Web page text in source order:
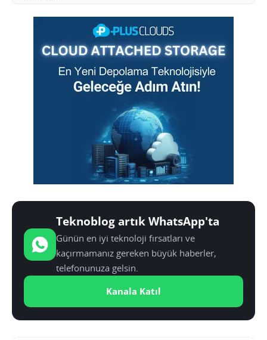
Teknoblog artık WhatsApp'ta
Günün en iyi teknoloji fırsatları ve
kaçırmamanız gereken büyük haberler,
telefonunuza gelsin.
Kanala Katıl